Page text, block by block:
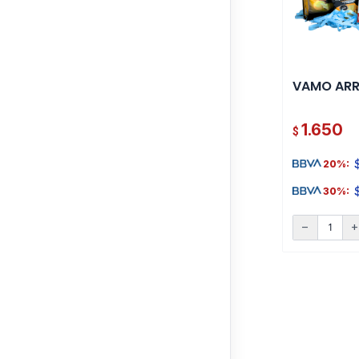
VAMO
$ 1.650
20%:
30%:
remove add